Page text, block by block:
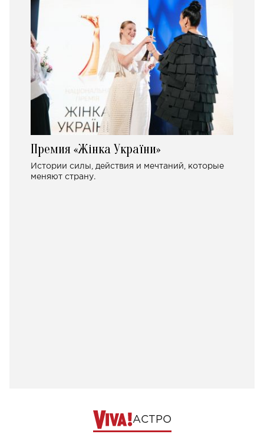
Премия «Жінка України»
Истории силы, действия и мечтаний, которые
меняют страну.
АСТРО